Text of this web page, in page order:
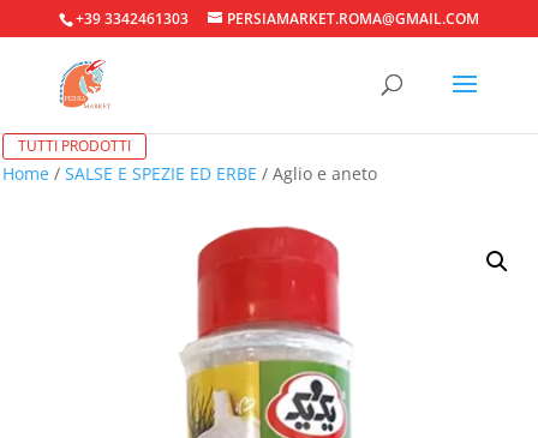
+39 3342461303 PERSIAMARKET.ROMA@GMAIL.COM
TUTTI PRODOTTI
Home / SALSE E SPEZIE ED ERBE / Aglio e aneto